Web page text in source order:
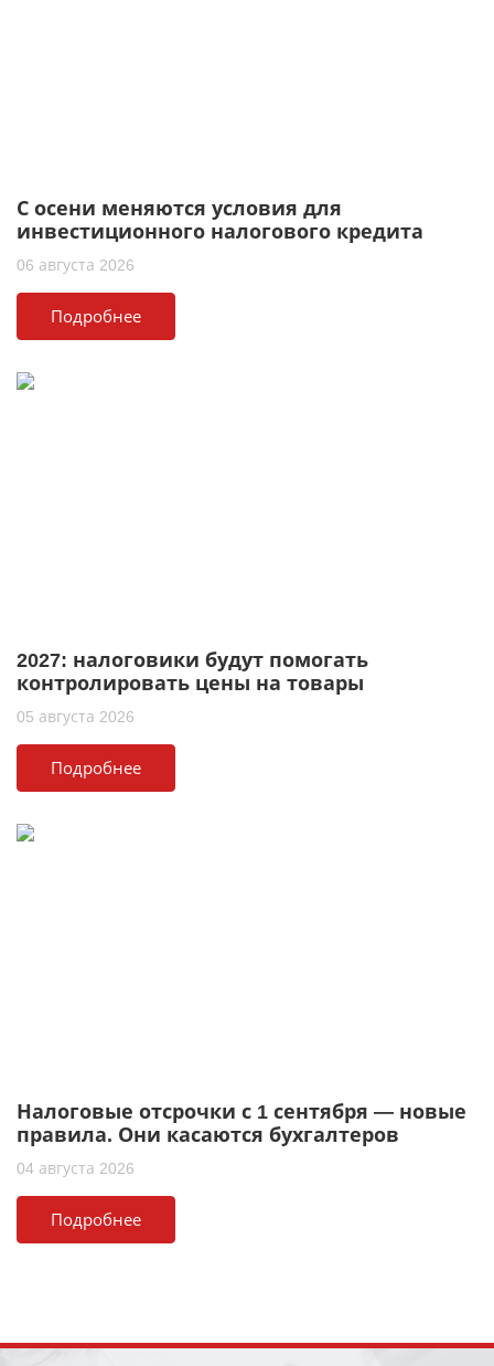
С осени меняются условия для
инвестиционного налогового кредита
06 августа 2026
Подробнее
2027: налоговики будут помогать
контролировать цены на товары
05 августа 2026
Подробнее
Налоговые отсрочки с 1 сентября — новые
правила. Они касаются бухгалтеров
04 августа 2026
Подробнее